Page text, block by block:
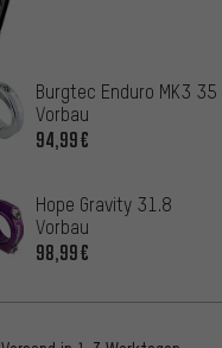
Burgtec Enduro MK3 35
Vorbau
94,99€
Hope Gravity 31.8
Vorbau
98,99€